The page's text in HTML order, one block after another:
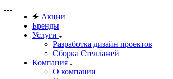
Акции
Бренды
Услуги
Разработка дизайн проектов
Сборка Стеллажей
Компания
О компании